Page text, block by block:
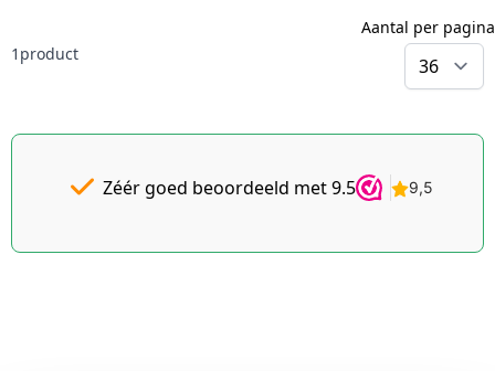
1 product
Aantal per pagina
verzending
| BE
goedkoopste
beste
Zéér goed beoordeeld met 9.5